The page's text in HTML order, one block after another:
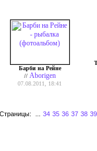
Барби на Рейне
// Aborigen
07.08.2011, 18:41
Страницы: 34 35 36 37 38 39